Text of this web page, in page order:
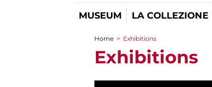
MUSEUM LA COLLEZIONE
You are here
Home > Exhibitions
Exhibitions